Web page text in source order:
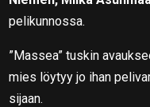
pelikunnossa.
”Massea” tuskin
mies löytyy jo ihan
sijaan.